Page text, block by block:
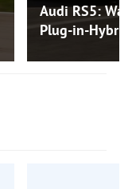
Audi RS5:
Plug-in-